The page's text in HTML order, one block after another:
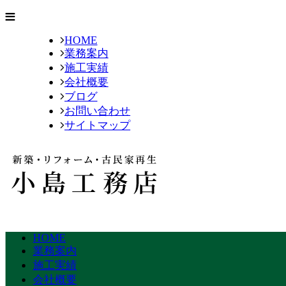
HOME
業務案内
施工実績
会社概要
ブログ
お問い合わせ
サイトマップ
HOME
業務案内
施工実績
会社概要